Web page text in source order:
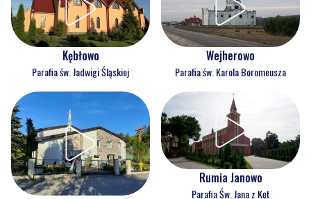
Kębłowo
Parafia św. Jadwigi Śląskiej
Wejherowo
Parafia św. Karola Boromeusza
Rumia Janowo
Parafia Św. Jana z Kęt